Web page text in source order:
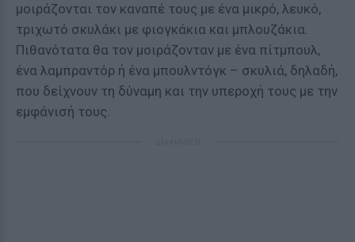
μοιράζονται τον καναπέ τους με ένα μικρό, λευκό,
τριχωτό σκυλάκι με φιογκάκια και μπλουζάκια.
Πιθανότατα θα τον μοιράζονταν με ένα πίτμπουλ,
ένα λαμπραντόρ ή ένα μπουλντόγκ – σκυλιά, δηλαδή,
που δείχνουν τη δύναμη και την υπεροχή τους με την
εμφάνισή τους.